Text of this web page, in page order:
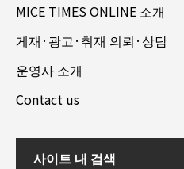
MICE TIMES ONLINE 소개
게재·광고·취재 의뢰·상담
운영사 소개
Contact us
사이트 내 검색